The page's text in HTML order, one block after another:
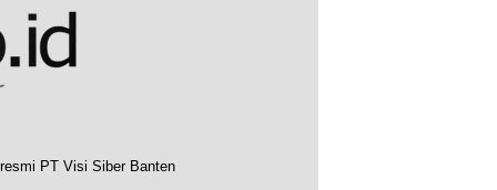
PT Visi Siber Banten